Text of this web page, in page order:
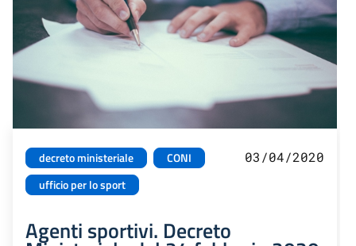
decreto ministeriale
CONI
ufficio per lo sport
03/04/2020
Agenti sportivi. Decreto